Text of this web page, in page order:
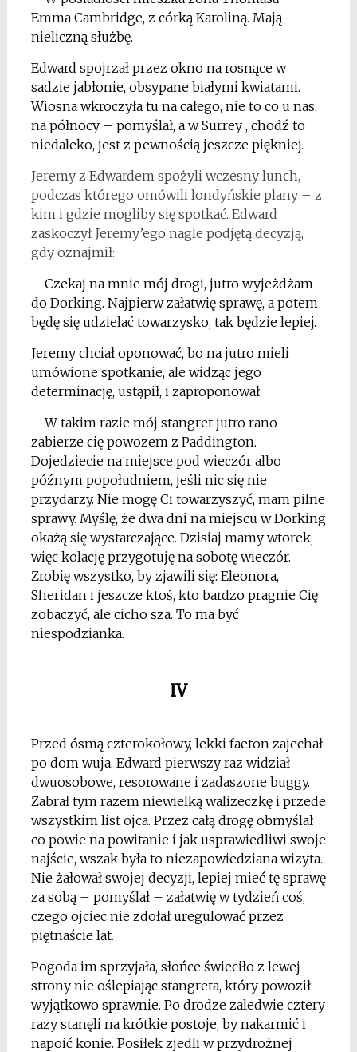
Emma Cambridge, z córką Karoliną. Mają
nieliczną służbę.
Edward spojrzał przez okno na rosnące w
sadzie jabłonie, obsypane białymi kwiatami.
Wiosna wkroczyła tu na całego, nie to co u nas,
na północy – pomyślał, a w Surrey , chodź to
niedaleko, jest z pewnością jeszcze piękniej.
Jeremy z Edwardem spożyli wczesny lunch,
podczas którego omówili londyńskie plany – z
kim i gdzie mogliby się spotkać. Edward
zaskoczył Jeremy’ego nagle podjętą decyzją,
gdy oznajmił:
– Czekaj na mnie mój drogi, jutro wyjeżdżam
do Dorking. Najpierw załatwię sprawę, a potem
będę się udzielać towarzysko, tak będzie lepiej.
Jeremy chciał oponować, bo na jutro mieli
umówione spotkanie, ale widząc jego
determinację, ustąpił, i zaproponował:
– W takim razie mój stangret jutro rano
zabierze cię powozem z Paddington.
Dojedziecie na miejsce pod wieczór albo
późnym popołudniem, jeśli nic się nie
przydarzy. Nie mogę Ci towarzyszyć, mam pilne
sprawy. Myślę, że dwa dni na miejscu w Dorking
okażą się wystarczające. Dzisiaj mamy wtorek,
więc kolację przygotuję na sobotę wieczór.
Zrobię wszystko, by zjawili się: Eleonora,
Sheridan i jeszcze ktoś, kto bardzo pragnie Cię
zobaczyć, ale cicho sza. To ma być
niespodzianka.
IV
Przed ósmą czterokołowy, lekki faeton zajechał
po dom wuja. Edward pierwszy raz widział
dwuosobowe, resorowane i zadaszone buggy.
Zabrał tym razem niewielką walizeczkę i przede
wszystkim list ojca. Przez całą drogę obmyślał
co powie na powitanie i jak usprawiedliwi swoje
najście, wszak była to niezapowiedziana wizyta.
Nie żałował swojej decyzji, lepiej mieć tę sprawę
za sobą – pomyślał – załatwię w tydzień coś,
czego ojciec nie zdołał uregulować przez
piętnaście lat.
Pogoda im sprzyjała, słońce świeciło z lewej
strony nie oślepiając stangreta, który powoził
wyjątkowo sprawnie. Po drodze zaledwie cztery
razy stanęli na krótkie postoje, by nakarmić i
napoić konie. Posiłek zjedli w przydrożnej